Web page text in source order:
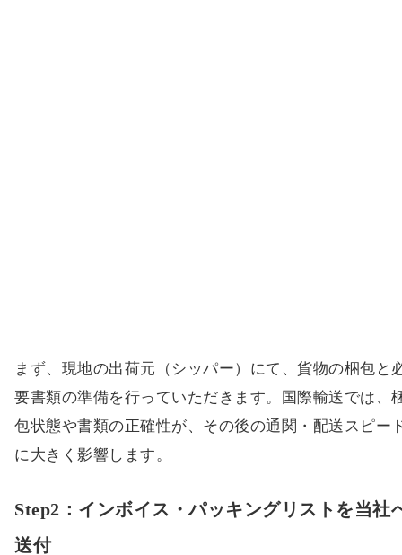
まず、現地の出荷元（シッパー）にて、貨物の梱包と
要書類の準備を行っていただきます。国際輸送では、
包状態や書類の正確性が、その後の通関・配送スピー
に大きく影響します。
Step2：インボイス・パッキングリストを当社
送付